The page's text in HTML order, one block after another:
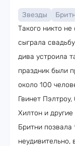
Звезды
Такого никто
сыграла
дива устроила
праздник были
около 100
Гвинет
Хилтон и
Бритни позвала
неудивительно,